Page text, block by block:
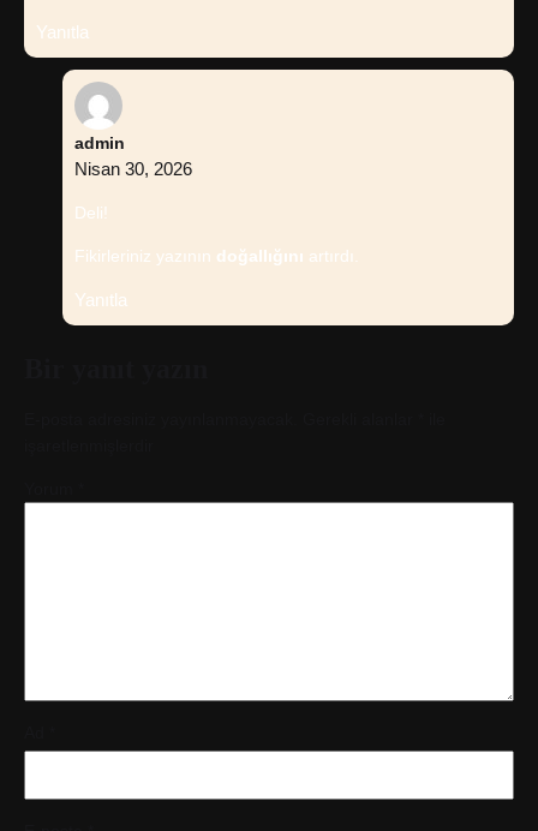
Yanıtla
admin
Nisan 30, 2026
Deli!
Fikirleriniz yazının doğallığını artırdı.
Yanıtla